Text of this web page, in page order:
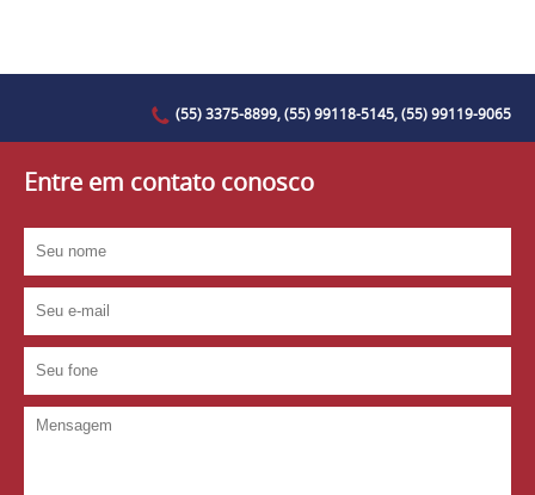
(55) 3375-8899, (55) 99118-5145, (55) 99119-9065
Entre em contato conosco